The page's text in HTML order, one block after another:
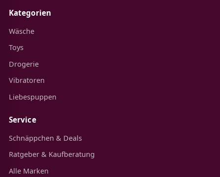
Kategorien
Wäsche
Toys
Drogerie
Vibratoren
Liebespuppen
Service
Schnäppchen & Deals
Ratgeber & Kaufberatung
Alle Marken